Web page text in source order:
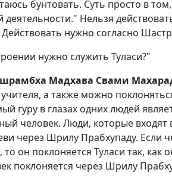
бунтовать. Суть просто в
Нельзя
нужно согласно
нужно служить Туласи?"
Мадхава Свами
а также можно
гуру в глазах одних людей
человек. Люди, которые
через Шрилу Прабхупаду. Если
он поклоняется Туласи так, как
поклоняется через Шрилу